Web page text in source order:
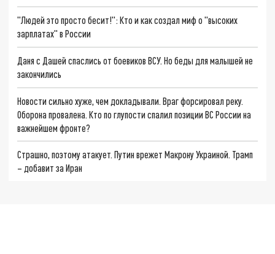
"Людей это просто бесит!": Кто и как создал миф о "высоких
зарплатах" в России
Даня с Дашей спаслись от боевиков ВСУ. Но беды для малышей не
закончились
Новости сильно хуже, чем докладывали. Враг форсировал реку.
Оборона провалена. Кто по глупости спалил позиции ВС России на
важнейшем фронте?
Страшно, поэтому атакует. Путин врежет Макрону Украиной. Трамп
– добавит за Иран